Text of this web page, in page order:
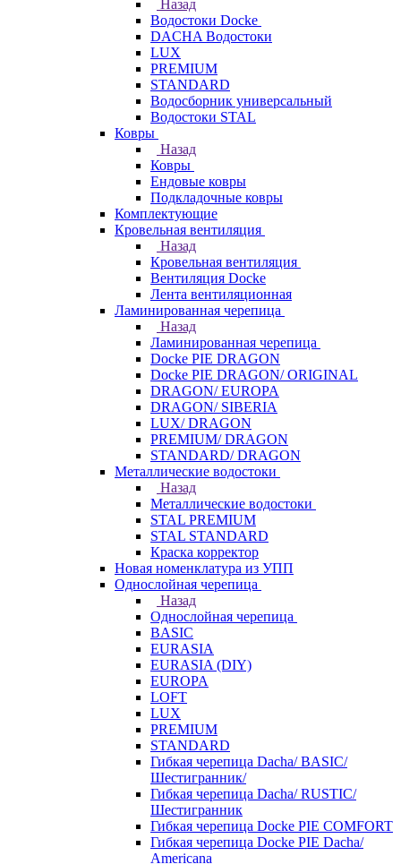
Назад
Водостоки Docke
DACHA Водостоки
LUX
PREMIUM
STANDARD
Водосборник универсальный
Водостоки STAL
Ковры
Назад
Ковры
Ендовые ковры
Подкладочные ковры
Комплектующие
Кровельная вентиляция
Назад
Кровельная вентиляция
Вентиляция Docke
Лента вентиляционная
Ламинированная черепица
Назад
Ламинированная черепица
Docke PIE DRAGON
Docke PIE DRAGON/ ORIGINAL
DRAGON/ EUROPA
DRAGON/ SIBERIA
LUX/ DRAGON
PREMIUM/ DRAGON
STANDARD/ DRAGON
Металлические водостоки
Назад
Металлические водостоки
STAL PREMIUM
STAL STANDARD
Краска корректор
Новая номенклатура из УПП
Однослойная черепица
Назад
Однослойная черепица
BASIC
EURASIA
EURASIA (DIY)
EUROPA
LOFT
LUX
PREMIUM
STANDARD
Гибкая черепица Dacha/ BASIC/
Шестигранник/
Гибкая черепица Dacha/ RUSTIC/
Шестигранник
Гибкая черепица Docke PIE COMFORT
Гибкая черепица Docke PIE Dacha/
Americana